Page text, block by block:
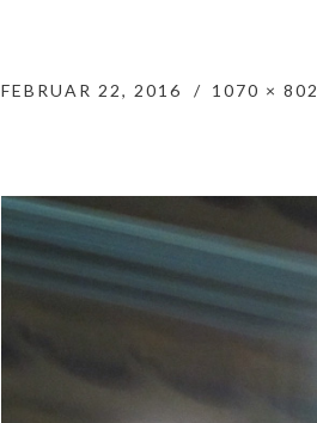
FEBRUAR 22, 2016 1070 × 802